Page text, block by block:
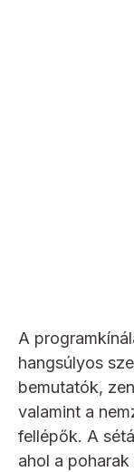
A
hangsúlyos
bemutatók,
valamint a
fellépők. A
ahol a